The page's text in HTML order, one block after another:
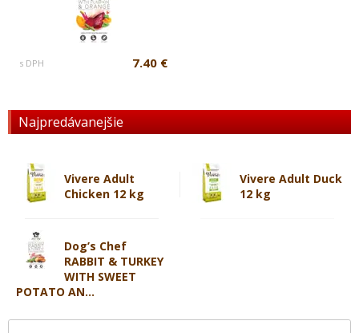
Najpredávanejšie
Vivere Adult
Chicken 12 kg
Vivere Adult Duck
12 kg
Dog’s Chef
RABBIT & TURKEY
WITH SWEET
POTATO AN...
s DPH 7.40 €